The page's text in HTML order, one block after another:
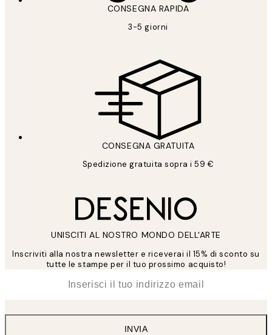
CONSEGNA RAPIDA
3-5 giorni
CONSEGNA GRATUITA
Spedizione gratuita sopra i 59 €
UNISCITI AL NOSTRO MONDO DELL'ARTE
Inscriviti alla nostra newsletter e riceverai il 15% di sconto su
tutte le stampe per il tuo prossimo acquisto!
INVIA